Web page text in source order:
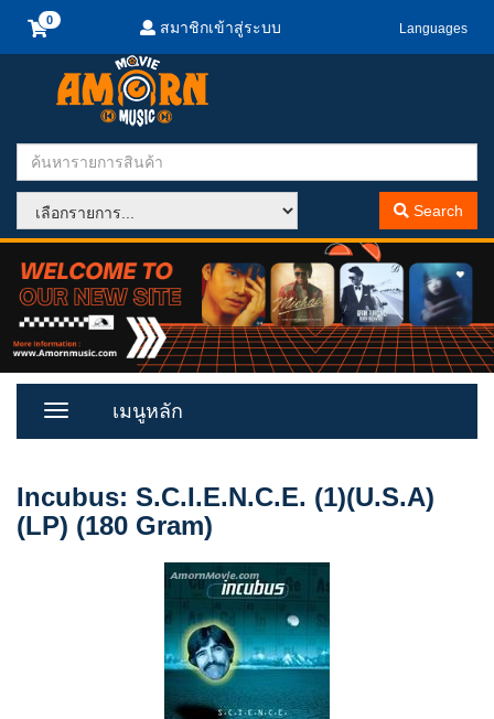
สมาชิกเข้าสู่ระบบ Languages
Search
Toggle
เมนูหลัก
Incubus: S.C.I.E.N.C.E. (1)(U.S.A)
(LP) (180 Gram)